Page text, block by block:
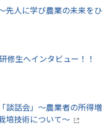
先人に学び農業の未来をひ
修生へインタビュー！！
談話会」～農業者の所得増
培技術について～